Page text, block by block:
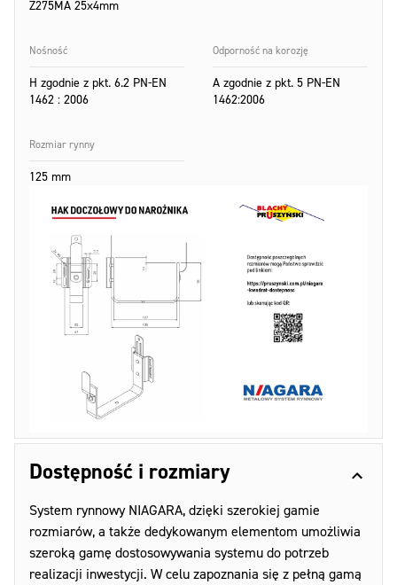
Z275MA 25x4mm
Nośność
H zgodnie z pkt. 6.2 PN-EN
1462 : 2006
Odporność na korozję
A zgodnie z pkt. 5 PN-EN
1462:2006
Rozmiar rynny
125 mm
Dostępność i rozmiary
System rynnowy NIAGARA, dzięki szerokiej gamie
rozmiarów, a także dedykowanym elementom umożliwia
szeroką gamę dostosowywania systemu do potrzeb
realizacji inwestycji. W celu zapoznania się z pełną gamą